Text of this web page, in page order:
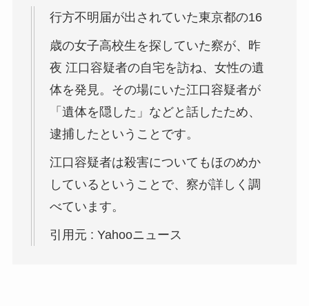
行方不明届が出されていた東京都の16
歳の女子高校生を探していた察が、昨
夜 江口容疑者の自宅を訪ね、女性の遺
体を発見。その場にいた江口容疑者が
「遺体を隠した」などと話したため、
逮捕したということです。
江口容疑者は殺害についてもほのめか
しているということで、察が詳しく調
べています。
引用元 : Yahooニュース